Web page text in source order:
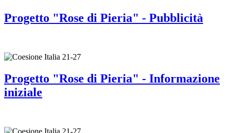
Progetto "Rose di Pieria" - Pubblicità
Progetto "Rose di Pieria" - Informazione
iniziale